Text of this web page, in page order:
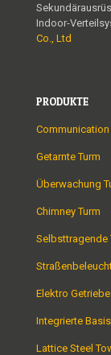
Indoor-
Co., Ltd
PRODUKTE
Communication
Getarnte Turm
Überwachung
Chimney Turm
Selbsttragende
Elektro
Integrierte
Lattice Steel